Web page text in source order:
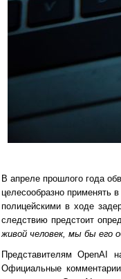
В апреле прошлого года
целесообразно применять
полицейскими в ходе
следствию предстоит
живой человек, мы бы его
Представителям OpenAI
Официальные